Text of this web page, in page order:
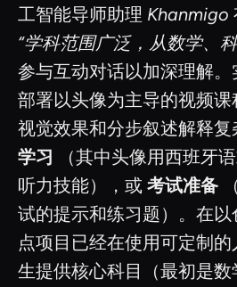
工智能导师助理 Khanmigo
“学科范围广泛，从数学、
参与互动对话以加深理解
部署以头像为主导的视频课
视觉效果和分步叙述解释复
学习 （其中头像用西班牙
听力技能），或 考试准备
试的提示和练习题）。在
点项目已经在使用可定制
生提供核心科目（最初是